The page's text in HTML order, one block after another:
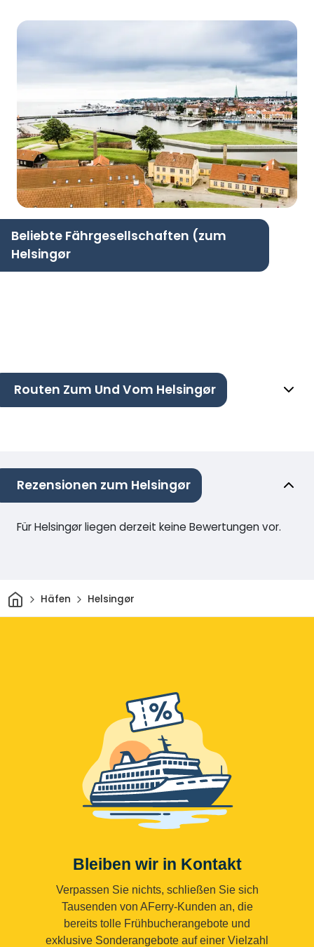
Beliebte Fährgesellschaften (zum
Helsingør
Routen Zum Und Vom Helsingør
Rezensionen zum Helsingør
Für Helsingør liegen derzeit keine Bewertungen vor.
HeimHäfen Helsingør
Bleiben wir in Kontakt
Verpassen Sie nichts, schließen Sie sich
Tausenden von AFerry-Kunden an, die
bereits tolle Frühbucherangebote und
exklusive Sonderangebote auf einer Vielzahl